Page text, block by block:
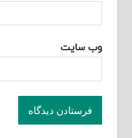
وب‌ سایت